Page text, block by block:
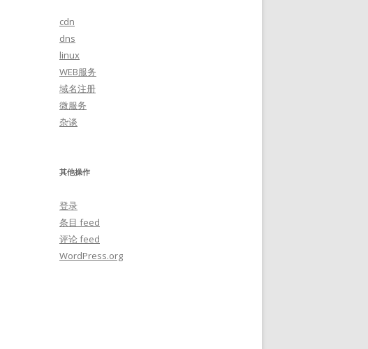
cdn
dns
linux
WEB服务
域名注册
微服务
杂谈
其他操作
登录
条目 feed
评论 feed
WordPress.org